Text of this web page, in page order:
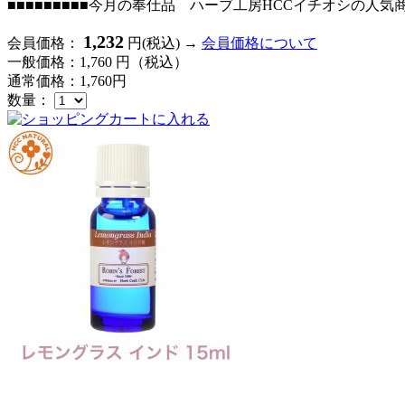
■■■■■■■■■今月の奉仕品 ハーブ工房HCCイチオシの人気
会員価格： 1,232 円(税込) → 会員価格について
一般価格： 1,760 円（税込）
通常価格： 1,760円
数量：